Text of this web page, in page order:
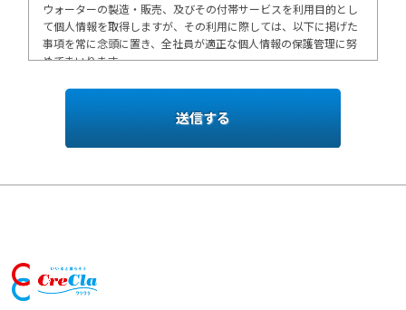
ウォーターの製造・販売、及びその付帯サービスを利用目的とし
て個人情報を取得しますが、その利用に際しては、以下に掲げた
事項を常に念頭に置き、全社員が適正な個人情報の保護管理に努
めてまいります。
当社は、個人情報を適切な手段で取得し、不正な収集は行い
当社は個人情報について、管理責任者を設定し、個人情報保
の規範を遵守します。
当社は個人情報の漏えい、滅失又はき損などのリスクに対